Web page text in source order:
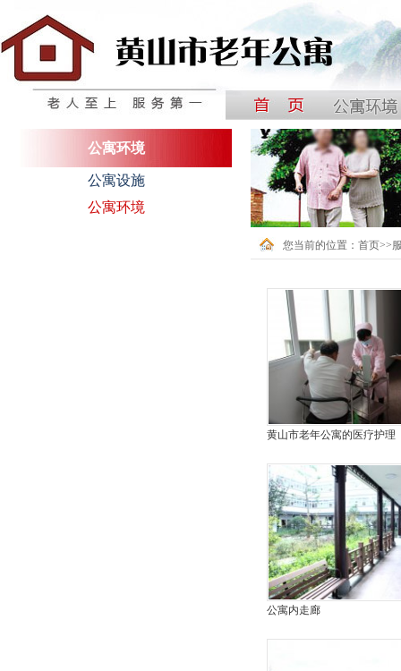
中国黄山国际银龄公寓
公寓环境
公寓设施
公寓环境
您当前的位置： 首页>>
黄山市老年公寓的医疗护理
公寓内走廊